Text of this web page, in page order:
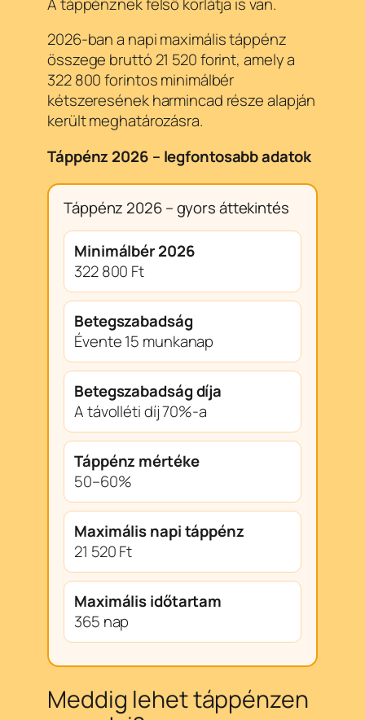
2026-ban a napi maximális táppénz
összege bruttó 21 520 forint, amely a
322 800 forintos minimálbér
kétszeresének harmincad része alapján
került meghatározásra.
Táppénz 2026 – legfontosabb adatok
Táppénz 2026 – gyors áttekintés
Minimálbér 2026
322 800 Ft
Betegszabadság
Évente 15 munkanap
Betegszabadság díja
A távolléti díj 70%-a
Táppénz mértéke
50–60%
Maximális napi táppénz
21 520 Ft
Maximális időtartam
365 nap
Meddig lehet táppénzen